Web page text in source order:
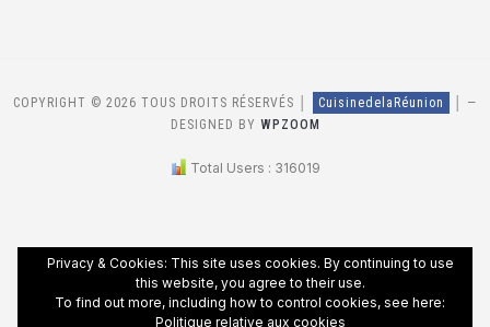
COPYRIGHT © 2026 TOUS DROITS RÉSERVÉS │ CuisinedelaRéunion
—
DESIGNED BY WPZOOM
Total Users : 316019
Privacy & Cookies: This site uses cookies. By continuing to use
this website, you agree to their use.
To find out more, including how to control cookies, see here:
Politique relative aux cookies